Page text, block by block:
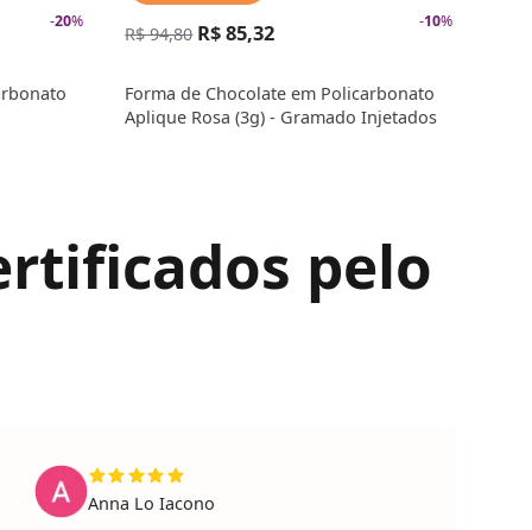
-20% -10%
R$ 94,80 R$ 85,32
Forma de Chocolate em Policarbonato
Aplique Rosa (3g) - Gramado Injetados
pelo
Anna Lo Iacono